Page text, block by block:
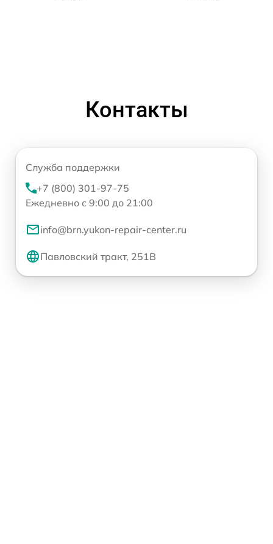
Контакты
Служба поддержки
+7 (800) 301-97-75
Ежедневно с 9:00 до 21:00
info@brn.yukon-repair-center.ru
Павловский тракт, 251В